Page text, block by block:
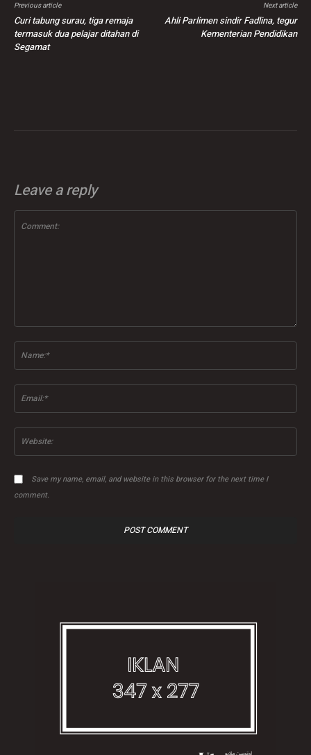
Previous article
Curi tabung surau, tiga remaja
termasuk dua pelajar ditahan di
Segamat
Next article
Ahli Parlimen sindir Fadlina, tegur
Kementerian Pendidikan
Leave a reply
Save my name, email, and website in this browser for the next time I
comment.